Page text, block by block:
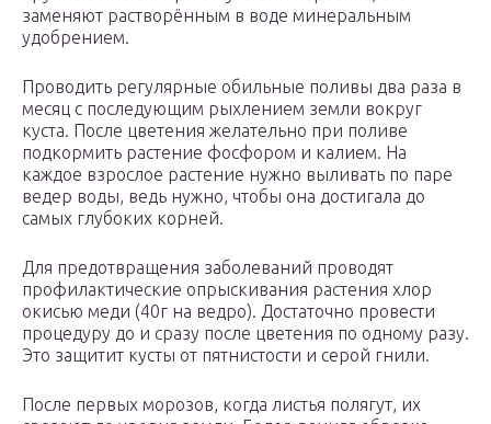
заменяют растворённым в воде минеральным
удобрением.
Проводить регулярные обильные поливы два раза в
месяц с последующим рыхлением земли вокруг
куста. После цветения желательно при поливе
подкормить растение фосфором и калием. На
каждое взрослое растение нужно выливать по паре
ведер воды, ведь нужно, чтобы она достигала до
самых глубоких корней.
Для предотвращения заболеваний проводят
профилактические опрыскивания растения хлор
окисью меди (40г на ведро). Достаточно провести
процедуру до и сразу после цветения по одному разу.
Это защитит кусты от пятнистости и серой гнили.
После первых морозов, когда листья полягут, их